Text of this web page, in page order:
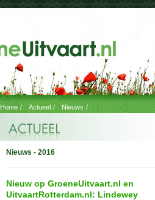
Home / Actueel / Nieuws /
Nieuws - 2016
Nieuw op GroeneUitvaart.nl en
UitvaartRotterdam.nl: Lindewey